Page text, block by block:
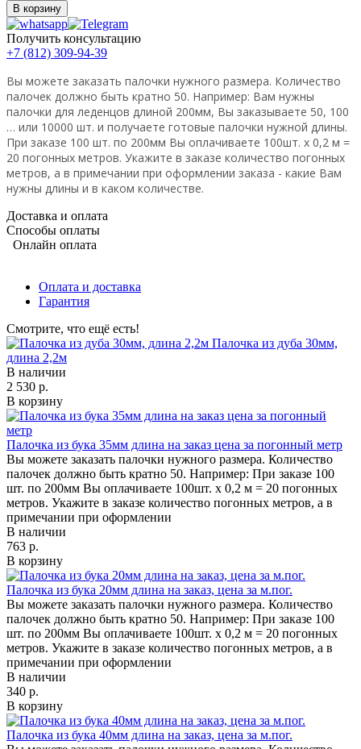
В корзину
Получить консультацию
+7 (812) 309-94-39
Вы можете заказать палочки нужного размера. Количество
палочек должно быть кратно 50. Например: Вам нужны
палочки для леденцов длиной 200мм, Вы заказываете 50, 100
… или 10000 шт. и получаете готовые палочки нужной длины.
При заказе 100 шт. по 200мм Вы оплачиваете 100шт. х 0,2 м =
20 погонных метров. Укажите в заказе количество погонных
метров, а в примечании при оформлении заказа - какие Вам
нужны длины и в каком количестве.
Доставка и оплата
Способы оплаты
Онлайн оплата
Оплата и доставка
Гарантия
Смотрите, что ещё есть!
Палочка из дуба 30мм,
длина 2,2м
В наличии
2 530 р.
В корзину
Палочка из бука 35мм длина на заказ цена за погонный метр
Вы можете заказать палочки нужного размера. Количество
палочек должно быть кратно 50. Например: При заказе 100
шт. по 200мм Вы оплачиваете 100шт. х 0,2 м = 20 погонных
метров. Укажите в заказе количество погонных метров, а в
примечании при оформлении
В наличии
763 р.
В корзину
Палочка из бука 20мм длина на заказ, цена за м.пог.
Вы можете заказать палочки нужного размера. Количество
палочек должно быть кратно 50. Например: При заказе 100
шт. по 200мм Вы оплачиваете 100шт. х 0,2 м = 20 погонных
метров. Укажите в заказе количество погонных метров, а в
примечании при оформлении
В наличии
340 р.
В корзину
Палочка из бука 40мм длина на заказ, цена за м.пог.